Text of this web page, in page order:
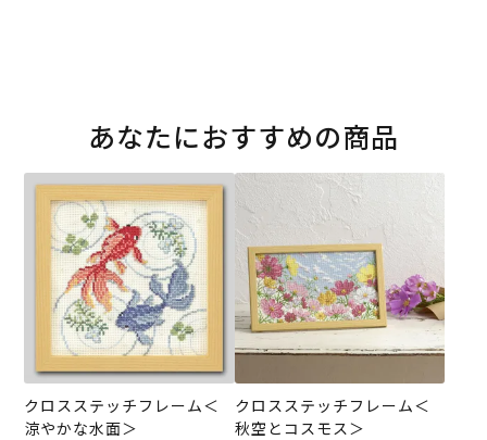
あなたにおすすめの商品
クロスステッチフレーム＜
涼やかな水面＞
クロスステッチフレーム＜
秋空とコスモス＞